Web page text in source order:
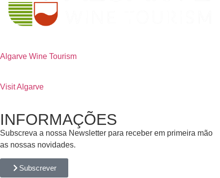
Algarve Wine Tourism
Visit Algarve
INFORMAÇÕES
Subscreva a nossa Newsletter para receber em primeira mão
as nossas novidades.
Subscrever